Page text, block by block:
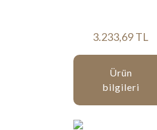
3.233,69 TL
Ürün
bilgileri